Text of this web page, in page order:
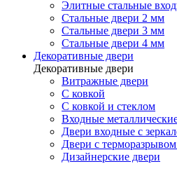
Элитные стальные
Стальные двери 2 мм
Стальные двери 3 мм
Стальные двери 4 мм
Декоративные двери
Декоративные двери
Витражные двери
С ковкой
С ковкой и стеклом
Входные
Двери входные с
Двери с терморазрывом
Дизайнерские двери